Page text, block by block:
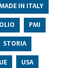
IN ITALY
PMI
STORIA
UE
USA